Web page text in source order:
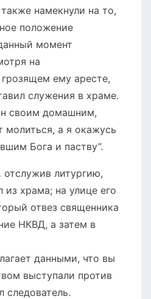
намекнули на то,
положение
момент
на
ему аресте,
служения в храме.
своим домашним,
молиться, а я окажусь
Бога и паству”.
отслужив литургию,
храма; на улице его
отвез священника
НКВД, а затем в
данными, что вы
выступали против
следователь.